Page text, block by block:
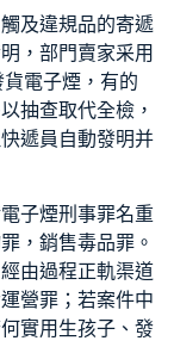
及違規品的寄遞
，部門賣家采用
電子煙，有的
抽查取代全檢，
遞員自動發明并
子煙刑事罪名重
，銷售毒品罪。
由過程正軌渠道
營罪；若案件中
實用生孩子、發